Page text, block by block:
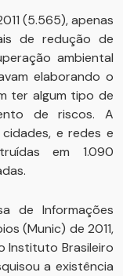
(5.565), apenas
de redução de
ambiental
elaborando o
ter algum tipo de
de riscos. A
cidades, e redes e
em 1.090
de Informações
(Munic) de 2011,
Instituto Brasileiro
a existência